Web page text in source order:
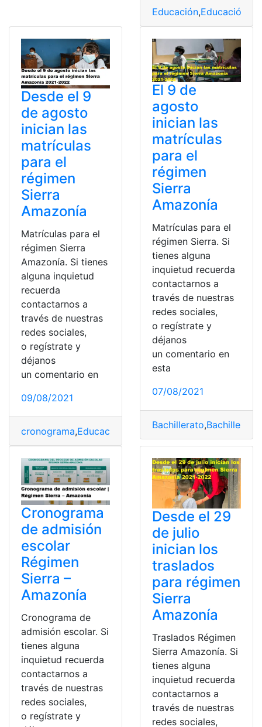
Educación,Educación
Desde el 9
de agosto
inician las
matrículas
para el
régimen
Sierra
Amazonía
Matrículas para el
régimen Sierra
Amazonía. Si tienes
alguna inquietud
recuerda
contactarnos a
través de nuestras
redes sociales,
o regístrate y
déjanos
un comentario en
09/08/2021
cronograma,Educación Educación básica,Educación
El 9 de
agosto
inician las
matrículas
para el
régimen
Sierra
Amazonía
Matrículas para el
régimen Sierra. Si
tienes alguna
inquietud recuerda
contactarnos a
través de nuestras
redes sociales,
o regístrate y
déjanos
un comentario en
esta
07/08/2021
Bachillerato,Bachillerato
Cronograma
de admisión
escolar
Régimen
Sierra –
Amazonía
Cronograma de
admisión escolar. Si
tienes alguna
inquietud recuerda
contactarnos a
través de nuestras
redes sociales,
o regístrate y
Desde el 29
de julio
inician los
traslados
para régimen
Sierra
Amazonía
Traslados Régimen
Sierra Amazonía. Si
tienes alguna
inquietud recuerda
contactarnos a
través de nuestras
redes sociales,